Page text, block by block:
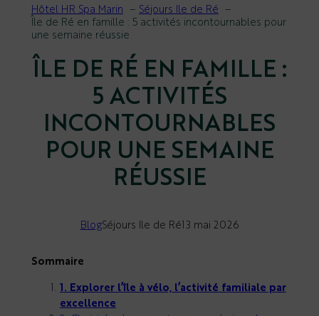
Hôtel HR Spa Marin
Séjours Ile de Ré
Île de Ré en famille : 5 activités incontournables pour
une semaine réussie
ÎLE DE RÉ EN FAMILLE :
5 ACTIVITÉS
INCONTOURNABLES
POUR UNE SEMAINE
RÉUSSIE
BlogSéjours Ile de Ré 13 mai 2026
Sommaire
1. Explorer l’île à vélo, l’activité familiale par
excellence